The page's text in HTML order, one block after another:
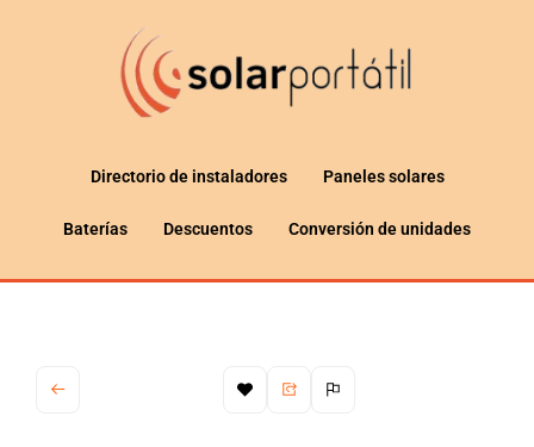
Directorio de instaladores Paneles solares
Baterías Descuentos Conversión de unidades